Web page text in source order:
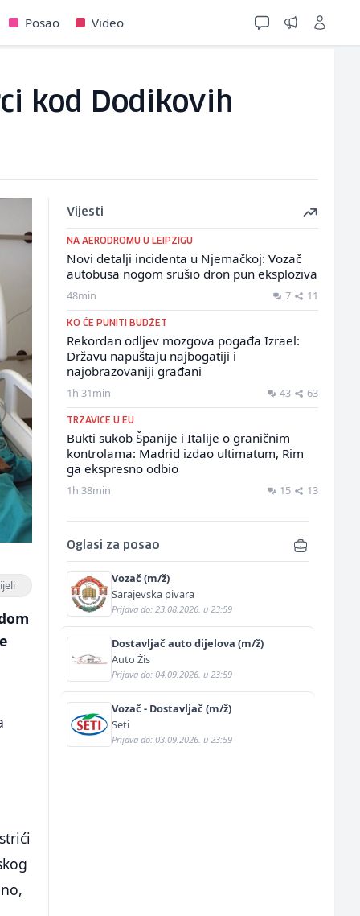
Posao Video
kod Dodikovih
Vijesti
NA AERODROMU U LEIPZIGU
Novi detalji incidenta u Njemačkoj: Vozač
autobusa nogom srušio dron pun eksploziva
48min 7 11
KO ĆE PUNITI BUDŽET
Rekordan odljev mozgova pogađa Izrael:
Državu napuštaju najbogatiji i
najobrazovaniji građani
1h 31min 43 63
TRZAVICE U EU
Bukti sukob Španije i Italije o graničnim
kontrolama: Madrid izdao ultimatum, Rim
ga ekspresno odbio
1h 38min 15 13
Oglasi za posao
Vozač (m/ž)
Sarajevska pivara
Prijava do: 23.08.2026. u 23:59
Dostavljač auto dijelova (m/ž)
Auto Žis
Prijava do: 04.09.2026. u 23:59
Vozač - Dostavljač (m/ž)
Seti
Prijava do: 03.09.2026. u 23:59